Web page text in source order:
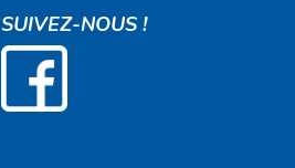
SUIVEZ-NOUS !